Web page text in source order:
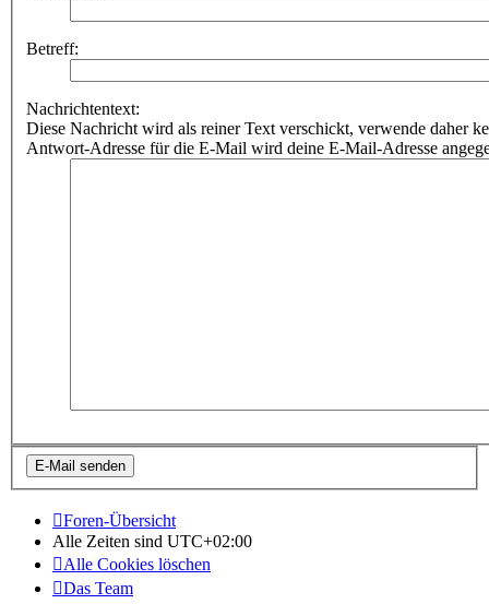
Betreff:
Nachrichtentext:
Diese Nachricht wird als reiner Text verschickt, verwende daher
Antwort-Adresse für die E-Mail wird deine E-Mail-Adresse
Foren-Übersicht
Alle Zeiten sind UTC+02:00
Alle Cookies löschen
Das Team